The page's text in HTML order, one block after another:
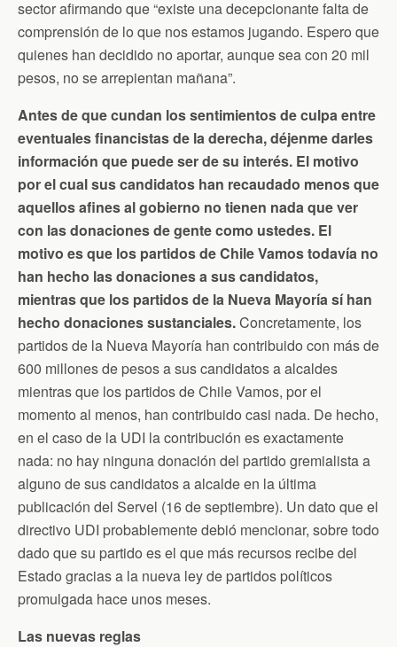
sector afirmando que “existe una decepcionante falta de
comprensión de lo que nos estamos jugando. Espero que
quienes han decidido no aportar, aunque sea con 20 mil
pesos, no se arrepientan mañana”.
Antes de que cundan los sentimientos de culpa entre
eventuales financistas de la derecha, déjenme darles
información que puede ser de su interés. El motivo
por el cual sus candidatos han recaudado menos que
aquellos afines al gobierno no tienen nada que ver
con las donaciones de gente como ustedes. El
motivo es que los partidos de Chile Vamos todavía no
han hecho las donaciones a sus candidatos,
mientras que los partidos de la Nueva Mayoría sí han
hecho donaciones sustanciales.Concretamente, los
partidos de la Nueva Mayoría han contribuido con más de
600 millones de pesos a sus candidatos a alcaldes
mientras que los partidos de Chile Vamos, por el
momento al menos, han contribuido casi nada. De hecho,
en el caso de la UDI la contribución es exactamente
nada: no hay ninguna donación del partido gremialista a
alguno de sus candidatos a alcalde en la última
publicación del Servel (16 de septiembre). Un dato que el
directivo UDI probablemente debió mencionar, sobre todo
dado que su partido es el que más recursos recibe del
Estado gracias a la nueva ley de partidos políticos
promulgada hace unos meses.
Las nuevas reglas